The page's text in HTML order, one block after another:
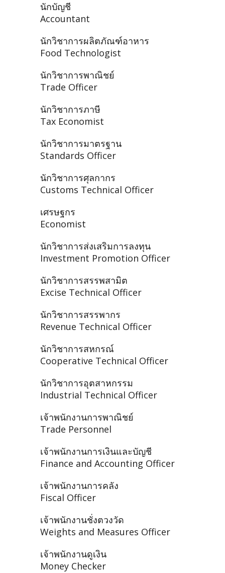
นักบัญชี
Accountant
นักวิชาการผลิตภัณฑ์อาหาร
Food Technologist
นักวิชาการพาณิชย์
Trade Officer
นักวิชาการภาษี
Tax Economist
นักวิชาการมาตรฐาน
Standards Officer
นักวิชาการศุลกากร
Customs Technical Officer
เศรษฐกร
Economist
นักวิชาการส่งเสริมการลงทุน
Investment Promotion Officer
นักวิชาการสรรพสามิต
Excise Technical Officer
นักวิชาการสรรพากร
Revenue Technical Officer
นักวิชาการสหกรณ์
Cooperative Technical Officer
นักวิชาการอุตสาหกรรม
Industrial Technical Officer
เจ้าพนักงานการพาณิชย์
Trade Personnel
เจ้าพนักงานการเงินและบัญชี
Finance and Accounting Officer
เจ้าพนักงานการคลัง
Fiscal Officer
เจ้าพนักงานชั่งตวงวัด
Weights and Measures Officer
เจ้าพนักงานดูเงิน
Money Checker